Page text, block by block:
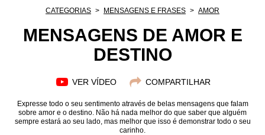
MENSAGENS DE ANIVERSÁRIO
CATEGORIAS MENSAGENS E FRASES AMOR
MENSAGENS DE AMOR E
DESTINO
VER VÍDEO COMPARTILHAR
Expresse todo o seu sentimento através de belas mensagens que falam
sobre amor e o destino. Não há nada melhor do que saber que alguém
sempre estará ao seu lado, mas melhor que isso é demonstrar todo o seu
carinho.